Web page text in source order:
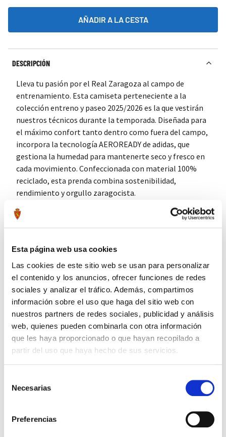
Esta página web usa cookies
Las cookies de este sitio web se usan para personalizar
el contenido y los anuncios, ofrecer funciones de redes
sociales y analizar el tráfico. Además, compartimos
información sobre el uso que haga del sitio web con
nuestros partners de redes sociales, publicidad y análisis
web, quienes pueden combinarla con otra información
que les haya proporcionado o que hayan recopilado a
partir del uso que haya hecho de sus servicios.
Necesarias
Preferencias
AÑADIR A LA CESTA
DESCRIPCIÓN
Lleva tu pasión por el Real Zaragoza al campo de
entrenamiento. Esta camiseta perteneciente a la
colección entreno y paseo 2025/2026 es la que vestirán
nuestros técnicos durante la temporada. Diseñada para
el máximo confort tanto dentro como fuera del campo,
incorpora la tecnología AEROREADY de adidas, que
gestiona la humedad para mantenerte seco y fresco en
cada movimiento. Confeccionada con material 100%
reciclado, esta prenda combina sostenibilidad,
rendimiento y orgullo zaragocista.
Tags: #realzaragoza
Compartir por Whatsapp
Press to skip carousel
PRODUCTOS RELACIONADOS